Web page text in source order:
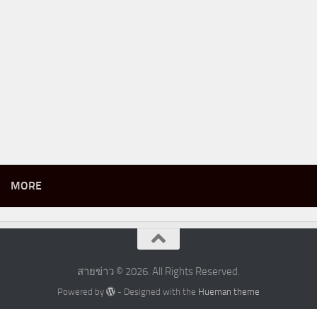
MORE
สายข่าว © 2026. All Rights Reserved.
Powered by - Designed with the Hueman theme